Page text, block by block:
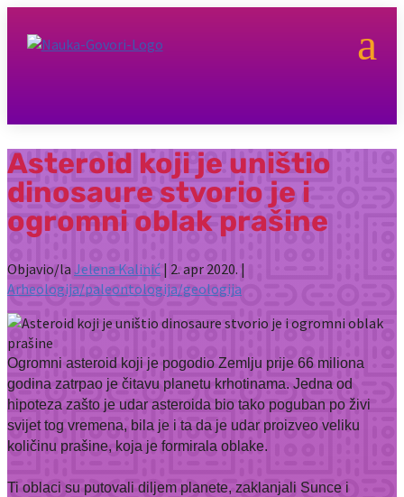
a
Asteroid koji je uništio
dinosaure stvorio je i
ogromni oblak prašine
Objavio/la Jelena Kalinić | 2. apr 2020. |
Arheologija/paleontologija/geologija
Ogromni asteroid koji je pogodio Zemlju prije 66 miliona
godina zatrpao je čitavu planetu krhotinama. Jedna od
hipoteza zašto je udar asteroida bio tako poguban po živi
svijet tog vremena, bila je i ta da je udar proizveo veliku
količinu prašine, koja je formirala oblake.
Ti oblaci su putovali diljem planete, zaklanjali Sunce i